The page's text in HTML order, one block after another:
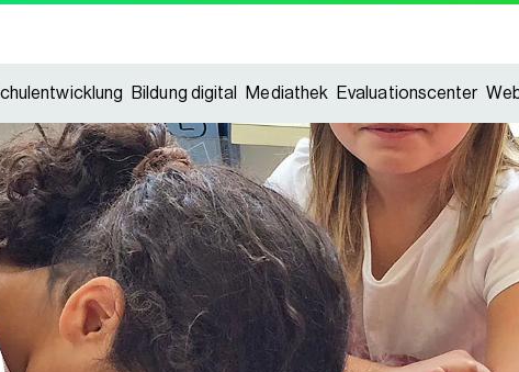
Bildung digital Mediathek Evaluationscenter